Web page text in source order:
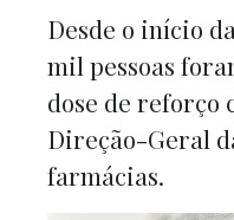
Desde o início
mil pessoas
dose de reforço
Direção-Geral
farmácias.